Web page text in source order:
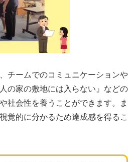
チームでのコミュニケーションや
の家の敷地には入らない』などの
社会性を養うことができます。ま
覚的に分かるため達成感を得るこ